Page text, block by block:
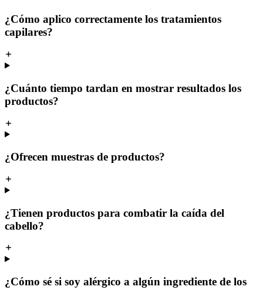
¿Cómo aplico correctamente los tratamientos
capilares?
¿Cuánto tiempo tardan en mostrar resultados los
productos?
¿Ofrecen muestras de productos?
¿Tienen productos para combatir la caída del
cabello?
¿Cómo sé si soy alérgico a algún ingrediente de los